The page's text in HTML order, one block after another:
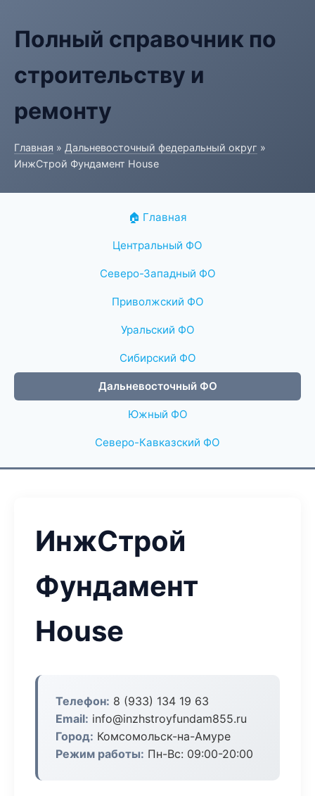
Полный справочник по
строительству и
ремонту
Главная » Дальневосточный федеральный округ »
ИнжСтрой Фундамент House
🏠 Главная
Центральный ФО
Северо-Западный ФО
Приволжский ФО
Уральский ФО
Сибирский ФО
Дальневосточный ФО
Южный ФО
Северо-Кавказский ФО
ИнжСтрой
Фундамент
House
Телефон: 8 (933) 134 19 63
Email: info@inzhstroyfundam855.ru
Город: Комсомольск-на-Амуре
Режим работы: Пн-Вс: 09:00-20:00